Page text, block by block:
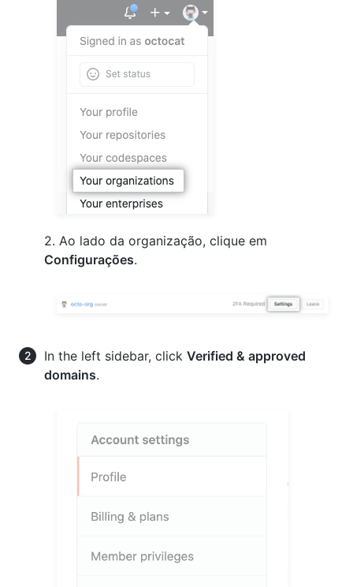
2. Ao lado da organização, clique em
Configurações.
In the left sidebar, click Verified & approved
domains.